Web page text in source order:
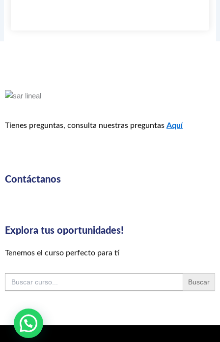
Tienes preguntas, consulta nuestras preguntas Aquí
Contáctanos
Explora tus oportunidades!
Tenemos el curso perfecto para tí
Buscar: